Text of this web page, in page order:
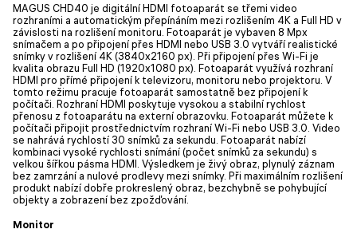
MAGUS CHD40 je digitální HDMI fotoaparát se třemi video
rozhraními a automatickým přepínáním mezi rozlišením 4K a Full HD v
závislosti na rozlišení monitoru. Fotoaparát je vybaven 8 Mpx
snímačem a po připojení přes HDMI nebo USB 3.0 vytváří realistické
snímky v rozlišení 4K (3840x2160 px). Při připojení přes Wi-Fi je
kvalita obrazu Full HD (1920x1080 px). Fotoaparát využívá rozhraní
HDMI pro přímé připojení k televizoru, monitoru nebo projektoru. V
tomto režimu pracuje fotoaparát samostatně bez připojení k
počítači. Rozhraní HDMI poskytuje vysokou a stabilní rychlost
přenosu z fotoaparátu na externí obrazovku. Fotoaparát můžete k
počítači připojit prostřednictvím rozhraní Wi-Fi nebo USB 3.0. Video
se nahrává rychlostí 30 snímků za sekundu. Fotoaparát nabízí
kombinaci vysoké rychlosti snímání (počet snímků za sekundu) s
velkou šířkou pásma HDMI. Výsledkem je živý obraz, plynulý záznam
bez zamrzání a nulové prodlevy mezi snímky. Při maximálním rozlišení
produkt nabízí dobře prokreslený obraz, bezchybně se pohybující
objekty a zobrazení bez zpožďování.
Monitor